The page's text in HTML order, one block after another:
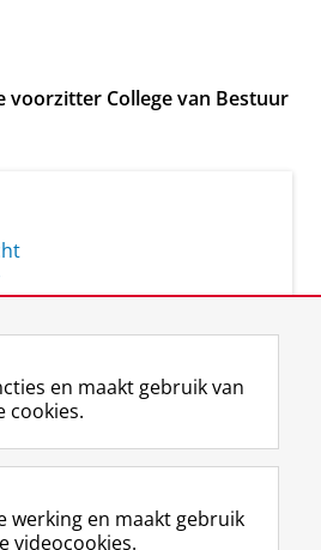
voorzitter College van Bestuur
F
a
e
L
i
k
R
S
-
I
n
t
Y
o
T
en maakt gebruik van
cookies.
werking en maakt gebruik
videocookies.